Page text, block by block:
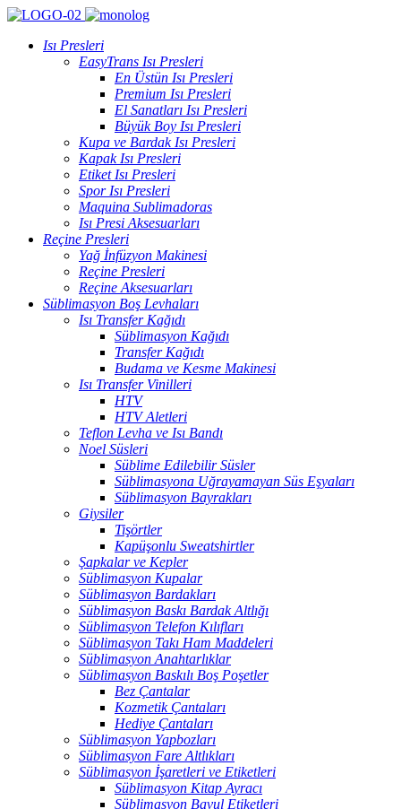
Isı Presleri
EasyTrans Isı Presleri
En Üstün Isı Presleri
Premium Isı Presleri
El Sanatları Isı Presleri
Büyük Boy Isı Presleri
Kupa ve Bardak Isı Presleri
Kapak Isı Presleri
Etiket Isı Presleri
Spor Isı Presleri
Maquina Sublimadoras
Isı Presi Aksesuarları
Reçine Presleri
Yağ İnfüzyon Makinesi
Reçine Presleri
Reçine Aksesuarları
Süblimasyon Boş Levhaları
Isı Transfer Kağıdı
Süblimasyon Kağıdı
Transfer Kağıdı
Budama ve Kesme Makinesi
Isı Transfer Vinilleri
HTV
HTV Aletleri
Teflon Levha ve Isı Bandı
Noel Süsleri
Süblime Edilebilir Süsler
Süblimasyona Uğrayamayan Süs Eşyaları
Süblimasyon Bayrakları
Giysiler
Tişörtler
Kapüşonlu Sweatshirtler
Şapkalar ve Kepler
Süblimasyon Kupalar
Süblimasyon Bardakları
Süblimasyon Baskı Bardak Altlığı
Süblimasyon Telefon Kılıfları
Süblimasyon Takı Ham Maddeleri
Süblimasyon Anahtarlıklar
Süblimasyon Baskılı Boş Poşetler
Bez Çantalar
Kozmetik Çantaları
Hediye Çantaları
Süblimasyon Yapbozları
Süblimasyon Fare Altlıkları
Süblimasyon İşaretleri ve Etiketleri
Süblimasyon Kitap Ayracı
Süblimasyon Bavul Etiketleri